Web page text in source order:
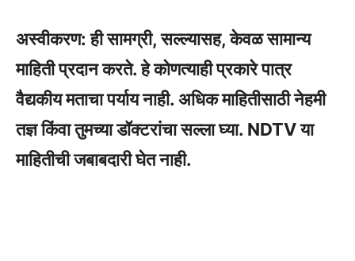
अस्वीकरण: ही सामग्री, सल्ल्यासह, केवळ सामान्य
माहिती प्रदान करते. हे कोणत्याही प्रकारे पात्र
वैद्यकीय मताचा पर्याय नाही. अधिक माहितीसाठी नेहमी
तज्ञ किंवा तुमच्या डॉक्टरांचा सल्ला घ्या. NDTV या
माहितीची जबाबदारी घेत नाही.